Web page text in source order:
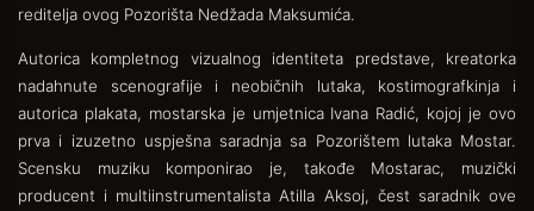
reditelja ovog Pozorišta Nedžada Maksumića.
Autorica kompletnog vizualnog identiteta predstave, kreatorka
nadahnute scenografije i neobičnih lutaka, kostimografkinja i
autorica plakata, mostarska je umjetnica Ivana Radić, kojoj je ovo
prva i izuzetno uspješna saradnja sa Pozorištem lutaka Mostar.
Scensku muziku komponirao je, takođe Mostarac, muzički
producent i multiinstrumentalista Atilla Aksoj, čest saradnik ove